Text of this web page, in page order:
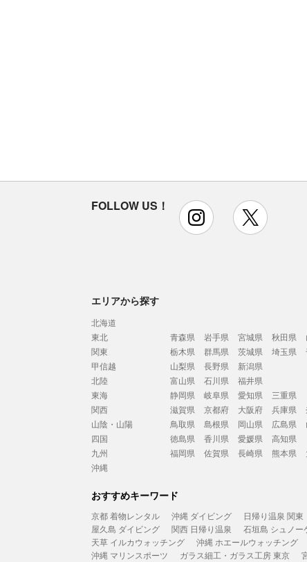
FOLLOW US！ instagram
エリアから探す
北海道
東北
青森県 岩手県 宮城県 秋田県
関東
栃木県 群馬県 茨城県 埼玉県
甲信越
山梨県 長野県
新潟県
北陸
富山県 石川県
福井県
東海
静岡県 岐阜県 愛知県
三重県
関西
滋賀県 京都府 大阪府 兵庫県
山陰・山陽
鳥取県 島根県 岡山県 広島県
四国
徳島県 香川県 愛媛県
高知県
九州
福岡県 佐賀県 長崎県 熊本県
沖縄
おすすめキーワード
京都 着物レンタル 沖縄 ダイビング 日帰り温泉 関東
屋久島 ダイビング
関西 日帰り温泉 石垣島 シュノー
天草 イルカウォッチング
沖縄 ホエールウォッチング
沖縄 マリンスポーツ
ガラス細工・ガラス工房 東京